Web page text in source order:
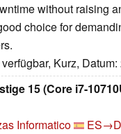
without raising
choice for
Kurz,
15 (Core i7-
Informatico